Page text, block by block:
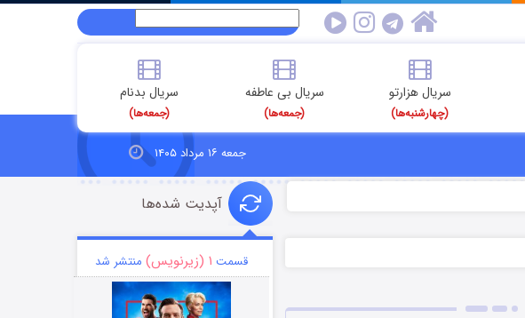
سریال هزارتو
(چهارشنبه‌ها)
سریال بی عاطفه
(جمعه‌ها)
سریال بدنام
(جمعه‌ها)
جمعه ۱۶ مرداد ۱۴۰۵
آپدیت شده‌ها
قسمت ۱ (زیرنویس) منتشر شد